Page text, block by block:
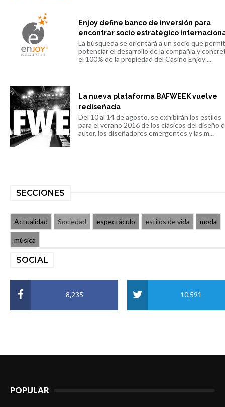
Enjoy define banco de inversión para
encontrar socio estratégico
La búsqueda se orientará a un socio que
potenciar el desarrollo de la compañía y
el 100% de la propiedad del Casino Enjoy ...
La nueva plataforma BAFWEEK vuelve
rediseñada
Del 10 al 14 de agosto, se exhibirán los estilos
para el verano 2016 de los clásicos del diseño
autor, los diseñadores emergentes y las m...
SECCIONES
Actualidad Sociedad espectáculo estilos de vida moda
música
SOCIAL
8,235 10,591
POPULAR